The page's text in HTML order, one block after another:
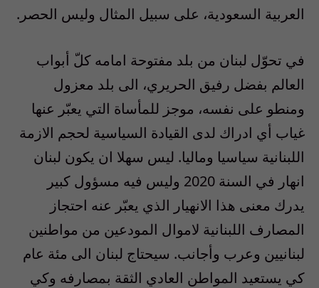
العربية السعودية، على سبيل المثال وليس الحصر.
في تحوّل لبنان من بلد مفتوحة امامه كلّ أبواب
العالم بفضل رفيق الحريري، الى بلد معزول
ومنطو على نفسه، موجز للمأساة التي يعبّر عنها
غياب أي ادراك لدى القيادة السياسية لحجم الازمة
اللبنانية سياسيا وماليا. ليس سهلا ان يكون لبنان
انهار في السنة 2020 وليس فيه مسؤول كبير
يدرك معنى هذا الانهيار الذي يعبّر عنه احتجاز
المصارف اللبنانية لاموال المودعين من مواطنين
لبنانيين وعرب وأجانب. سيحتاج لبنان الى مئة عام
كي يستعيد المواطن العادي الثقة بمصارفه وكي